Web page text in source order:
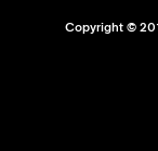
Copyright ©